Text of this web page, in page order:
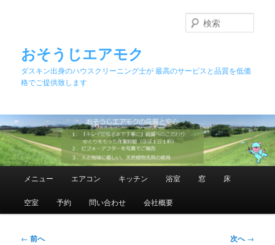
移
動
おそうじエアモク
ダスキン出身のハウスクリーニング士が 最高のサービスと品質を低価
格でご提供致します
索
メ
メニュー エアコン キッチン 浴室 窓 床
空室 予約 問い合わせ 会社概要
投
← 前へ 次へ→